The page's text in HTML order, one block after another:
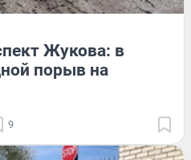
Жукова: в
порыв на
9